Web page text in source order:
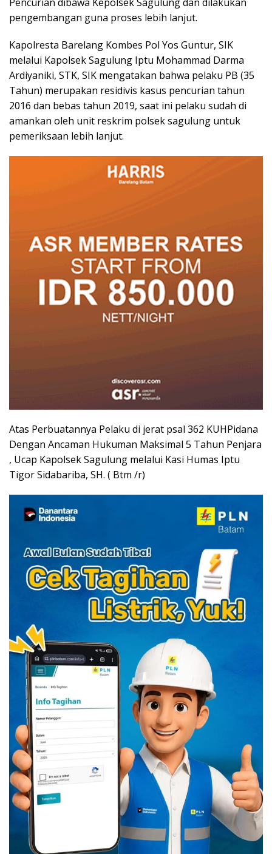
pengembangan guna proses lebih lanjut.
Kapolresta Barelang Kombes Pol Yos Guntur, SIK
melalui Kapolsek Sagulung Iptu Mohammad Darma
Ardiyaniki, STK, SIK mengatakan bahwa pelaku PB (35
Tahun) merupakan residivis kasus pencurian tahun
2016 dan bebas tahun 2019, saat ini pelaku sudah di
amankan oleh unit reskrim polsek sagulung untuk
pemeriksaan lebih lanjut.
Atas Perbuatannya Pelaku di jerat psal 362 KUHPidana
Dengan Ancaman Hukuman Maksimal 5 Tahun Penjara
, Ucap Kapolsek Sagulung melalui Kasi Humas Iptu
Tigor Sidabariba, SH. ( Btm /r)